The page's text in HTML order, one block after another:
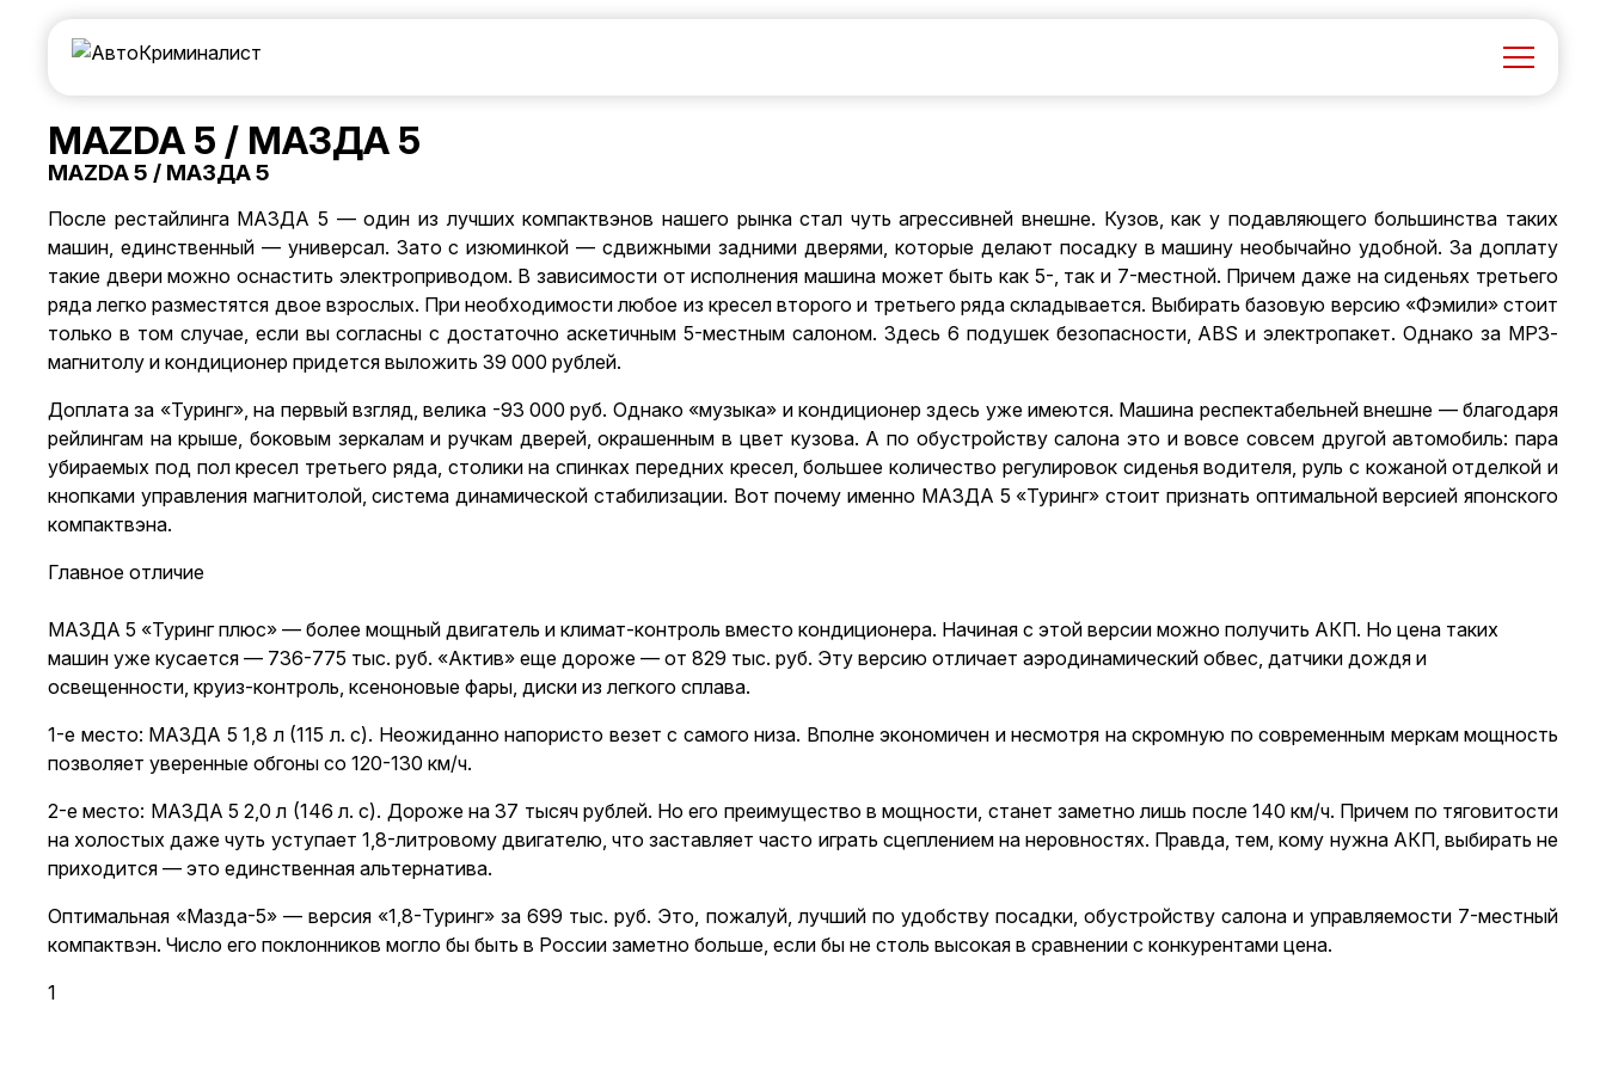
MAZDA 5 / МАЗДА 5
MAZDA 5 / МАЗДА 5
После рестайлинга МАЗДА 5 — один из лучших компактвэнов нашего рынка стал чуть агрессивней внешне. Кузов, как у подавляющего большинства таких
машин, единственный — универсал. Зато с изюминкой — сдвижными задними дверями, которые делают посадку в машину необычайно удобной. За доплату
такие двери можно оснастить электроприводом. В зависимости от исполнения машина может быть как 5-, так и 7-местной. Причем даже на сиденьях третьего
ряда легко разместятся двое взрослых. При необходимости любое из кресел второго и третьего ряда складывается. Выбирать базовую версию «Фэмили» стоит
только в том случае, если вы согласны с достаточно аскетичным 5-местным салоном. Здесь 6 подушек безопасности, ABS и электропакет. Однако за МРЗ-
магнитолу и кондиционер придется выложить 39 000 рублей.
Доплата за «Туринг», на первый взгляд, велика -93 000 руб. Однако «музыка» и кондиционер здесь уже имеются. Машина респектабельней внешне — благодаря
рейлингам на крыше, боковым зеркалам и ручкам дверей, окрашенным в цвет кузова. А по обустройству салона это и вовсе совсем другой автомобиль: пара
убираемых под пол кресел третьего ряда, столики на спинках передних кресел, большее количество регулировок сиденья водителя, руль с кожаной отделкой и
кнопками управления магнитолой, система динамической стабилизации. Вот почему именно МАЗДА 5 «Туринг» стоит признать оптимальной версией японского
компактвэна.
Главное отличие
МАЗДА 5 «Туринг плюс» — более мощный двигатель и климат-контроль вместо кондиционера. Начиная с этой версии можно получить АКП. Но цена таких
машин уже кусается — 736-775 тыс. руб. «Актив» еще дороже — от 829 тыс. руб. Эту версию отличает аэродинамический обвес, датчики дождя и
освещенности, круиз-контроль, ксеноновые фары, диски из легкого сплава.
1-е место: МАЗДА 5 1,8 л (115 л. с). Неожиданно напористо везет с самого низа. Вполне экономичен и несмотря на скромную по современным меркам мощность
позволяет уверенные обгоны со 120-130 км/ч.
2-е место: МАЗДА 5 2,0 л (146 л. с). Дороже на 37 тысяч рублей. Но его преимущество в мощности, станет заметно лишь после 140 км/ч. Причем по тяговитости
на холостых даже чуть уступает 1,8-литровому двигателю, что заставляет часто играть сцеплением на неровностях. Правда, тем, кому нужна АКП, выбирать не
приходится — это единственная альтернатива.
Оптимальная «Мазда-5» — версия «1,8-Туринг» за 699 тыс. руб. Это, пожалуй, лучший по удобству посадки, обустройству салона и управляемости 7-местный
компактвэн. Число его поклонников могло бы быть в России заметно больше, если бы не столь высокая в сравнении с конкурентами цена.
1